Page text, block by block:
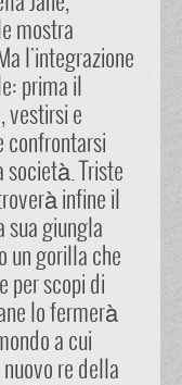
mostra
l'integrazione
prima il
vestirsi e
confrontarsi
società. Triste
infine il
sua giungla
un gorilla che
per scopi di
lo fermerà
a cui
re della